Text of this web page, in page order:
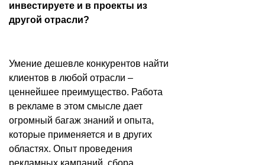
инвестируете и в проекты из
другой отрасли?
Умение дешевле конкурентов найти
клиентов в любой отрасли –
ценнейшее преимущество. Работа
в рекламе в этом смысле дает
огромный багаж знаний и опыта,
которые применяется и в других
областях. Опыт проведения
рекламных кампаний, сбора